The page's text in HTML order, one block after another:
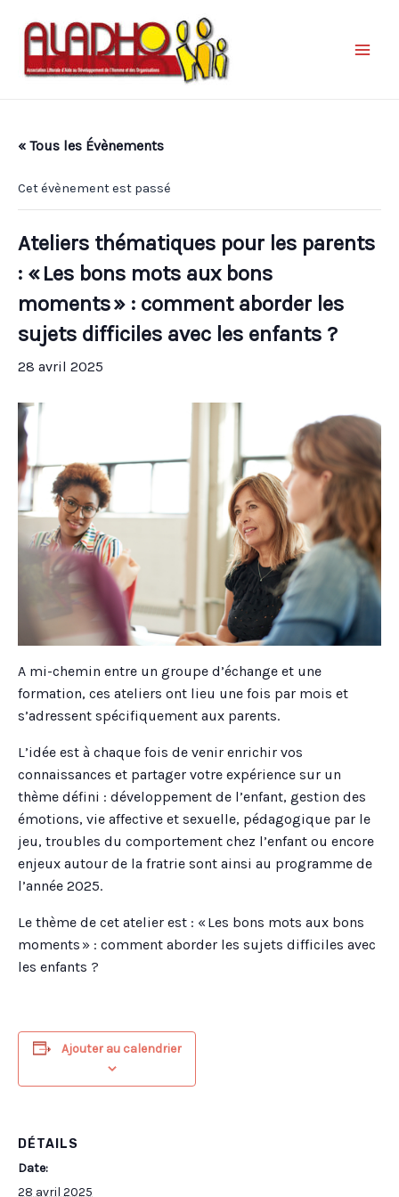
« Tous les Évènements
Cet évènement est passé
Ateliers thématiques pour les parents
: « Les bons mots aux bons
moments » : comment aborder les
sujets difficiles avec les enfants ?
28 avril 2025
A mi-chemin entre un groupe d’échange et une
formation, ces ateliers ont lieu une fois par mois et
s’adressent spécifiquement aux parents.
L’idée est à chaque fois de venir enrichir vos
connaissances et partager votre expérience sur un
thème défini : développement de l’enfant, gestion des
émotions, vie affective et sexuelle, pédagogique par le
jeu, troubles du comportement chez l’enfant ou encore
enjeux autour de la fratrie sont ainsi au programme de
l’année 2025.
Le thème de cet atelier est : « Les bons mots aux bons
moments » : comment aborder les sujets difficiles avec
les enfants ?
Ajouter au calendrier
DÉTAILS
Date:
28 avril 2025